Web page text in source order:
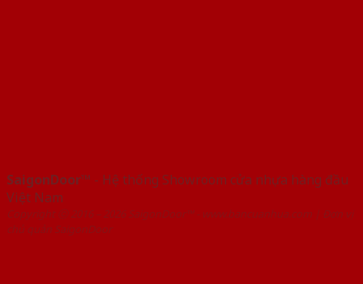
SaigonDoor™ - Hệ thống Showroom cửa nhựa hàng đầu
Việt Nam
Copyright ⓒ 2016 – 2026 SaigonDoor™ - www.bancuanhua.com | Đơn vị
chủ quản SaigonDoor